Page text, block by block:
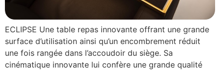
ECLIPSE Une table repas innovante offrant une grande
surface d’utilisation ainsi qu’un encombrement réduit
une fois rangée dans l’accoudoir du siège. Sa
cinématique innovante lui confère une grande qualité